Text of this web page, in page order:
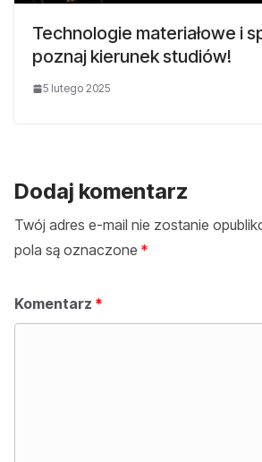
Technologie materiałowe i
poznaj kierunek studiów!
5 lutego 2025
Dodaj komentarz
Twój adres e-mail nie zostanie
pola są oznaczone *
Komentarz *